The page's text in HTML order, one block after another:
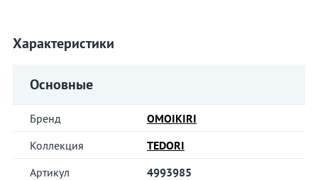
Характеристики
Основные
Бренд
OMOIKIRI
Коллекция
TEDORI
Артикул
4993985